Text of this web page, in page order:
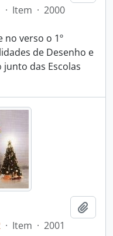
· Item · 2000
no verso o 1º
de Desenho e
das Escolas
· Item · 2001